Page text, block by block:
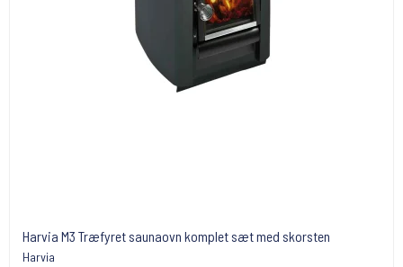
Harvia M3 Træfyret saunaovn komplet sæt med skorsten
Harvia